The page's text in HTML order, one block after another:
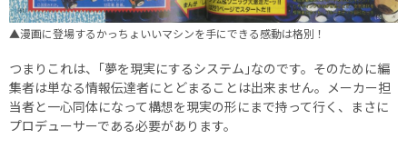
▲漫画に登場するかっちょいいマシンを手にできる感動は格別！
つまりこれは、｢夢を現実にするシステム｣なのです。そのために編
集者は単なる情報伝達者にとどまることは出来ません。メーカー担
当者と一心同体になって構想を現実の形にまで持って行く、まさに
プロデューサーである必要があります。